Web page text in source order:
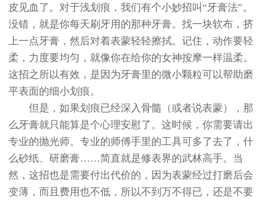
皮见血了。对于浅划痕，我们有个小妙招叫“牙膏法”。
没错，就是你每天刷牙用的那种牙膏。找一块软布，挤
上一点牙膏，然后对着表蒙轻轻擦拭。记住，动作要轻
柔，力度要均匀，就像你在给你的女神按摩一样温柔。
这招之所以有效，是因为牙膏里的微小颗粒可以帮助磨
平表面的细小划痕。
但是，如果划痕已经深入骨髓（或者说表蒙），那
么牙膏就只能算是个心理安慰了。这时候，你需要请出
专业的抛光师。专业的师傅手里的工具可多了去了，什
么砂纸、研磨膏……简直就是修表界的武林高手。当
然，这招也是需要付出代价的，因为表蒙经过打磨后会
变薄，而且费用也不低，所以不到万不得已，还是不要